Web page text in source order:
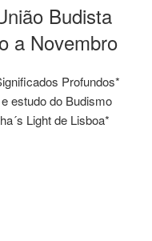
Budista
a Novembro
Profundos*
estudo do Budismo
Light de Lisboa*